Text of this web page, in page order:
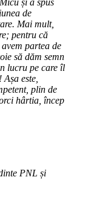
de
Mai mult,
pentru că
partea de
să dăm semn
lucru pe care îl
este,
plin de
hârtia, încep
PNL și